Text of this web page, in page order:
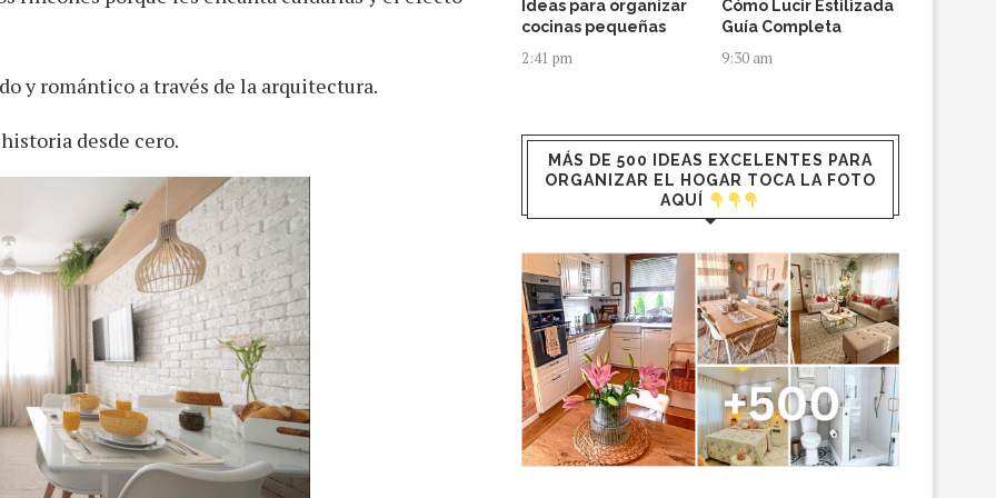
y romántico a través de la arquitectura.
desde cero.
Ideas para organizar
cocinas pequeñas
2:41 pm
Cómo Lucir Estilizada
Guía Completa
9:30 am
MÁS DE 500 IDEAS EXCELENTES PARA
ORGANIZAR EL HOGAR TOCA LA FOTO
AQUÍ